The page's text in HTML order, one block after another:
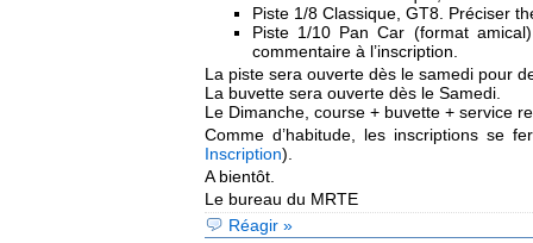
Piste 1/8 Classique, GT8. Préciser
Piste 1/10 Pan Car (format
commentaire à l’inscription.
La piste sera ouverte dès le samedi pour
La buvette sera ouverte dès le Samedi.
Le Dimanche, course + buvette + service
Comme d’habitude, les inscriptions se
Inscription).
A bientôt.
Le bureau du MRTE
Réagir »